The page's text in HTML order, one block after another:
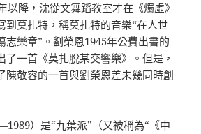
以降，沈從文舞蹈教室才在《燭虛》
到莫扎特，稱莫扎特的音樂“在人世
志樂章”。劉榮恩1945年公費出書的
了一首《莫扎脫某交響樂》。但是，
陳敬容的一首與劉榮恩差未幾同時創
）是“九葉派”（又被稱為“《中